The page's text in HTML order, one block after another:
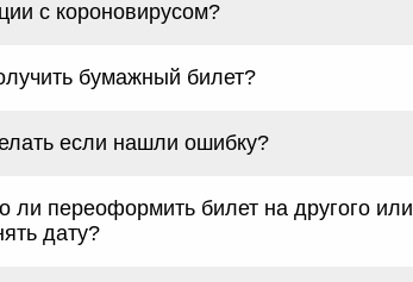
с короновирусом?
бумажный билет?
если нашли ошибку?
ли переоформить билет на другого или
дату?